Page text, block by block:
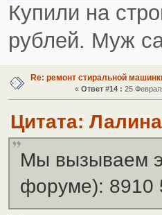
Купили на
рублей. Муж
Re: ремонт стиральной
« Ответ #14 : 25
Цитата:
Мы вызываем
форуме): 8910